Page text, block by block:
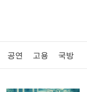
공연 고용 국방